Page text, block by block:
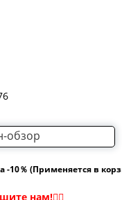
обзор
-10％ (Применяется в